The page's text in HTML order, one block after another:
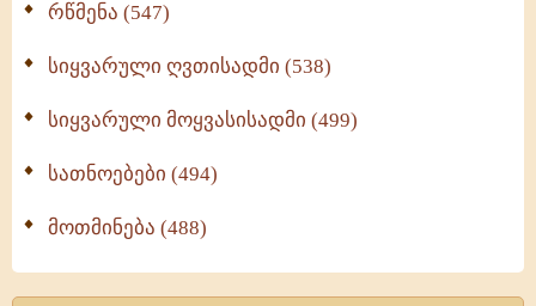
რწმენა (547)
სიყვარული ღვთისადმი (538)
სიყვარული მოყვასისადმი (499)
სათნოებები (494)
მოთმინება (488)